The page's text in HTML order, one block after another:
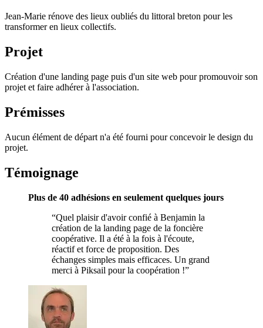
Jean-Marie rénove des lieux oubliés du littoral breton pour les
transformer en lieux collectifs.
Projet
Création d'une landing page puis d'un site web pour promouvoir son
projet et faire adhérer à l'association.
Prémisses
Aucun élément de départ n'a été fourni pour concevoir le design du
projet.
Témoignage
Plus de 40 adhésions en seulement quelques jours
“Quel plaisir d'avoir confié à Benjamin la
création de la landing page de la foncière
coopérative. Il a été à la fois à l'écoute,
réactif et force de proposition. Des
échanges simples mais efficaces. Un grand
merci à Piksail pour la coopération !”